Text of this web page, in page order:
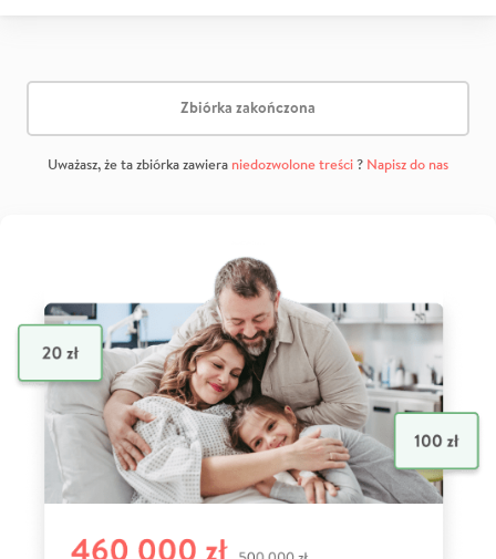
Zbiórka zakończona
Uważasz, że ta zbiórka zawiera niedozwolone treści? Napisz do nas